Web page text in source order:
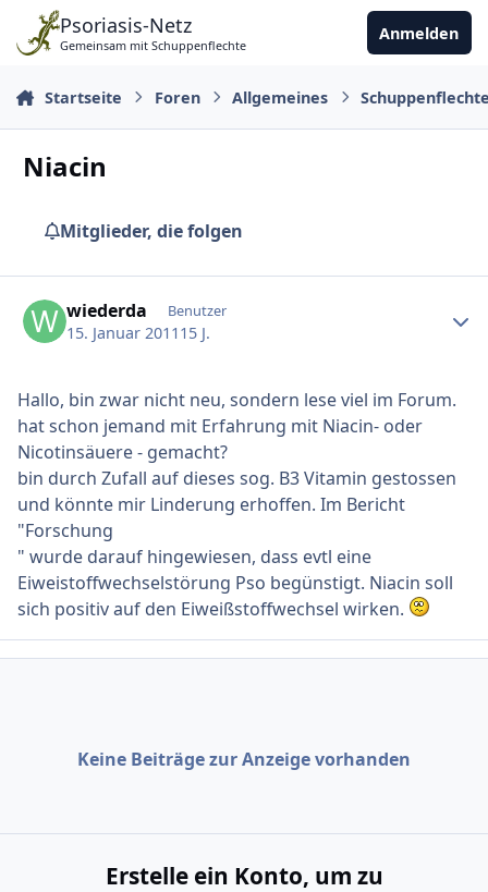
Zu Inhalt springen
Psoriasis-Netz
Gemeinsam mit Schuppenflechte
Anmelden
Startseite Foren Allgemeines
Niacin
Mitglieder, die folgen
wiederda Benutzer
15. Januar 2011 15 J.
Hallo, bin zwar nicht neu, sondern lese viel im Forum.
hat schon jemand mit Erfahrung mit Niacin- oder
Nicotinsäuere - gemacht?
bin durch Zufall auf dieses sog. B3 Vitamin gestossen
und könnte mir Linderung erhoffen. Im Bericht
"Forschung
" wurde darauf hingewiesen, dass evtl eine
Eiweistoffwechselstörung Pso begünstigt. Niacin soll
sich positiv auf den Eiweißstoffwechsel wirken.
Keine Beiträge zur Anzeige vorhanden
Erstelle ein Konto, um zu